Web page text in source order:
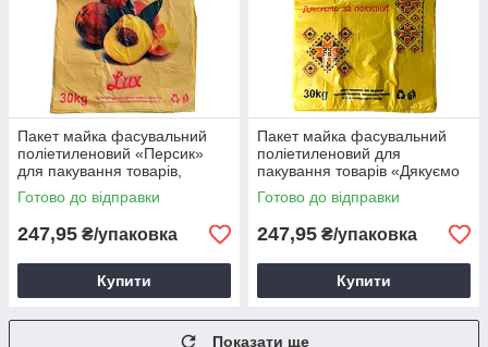
Пакет майка фасувальний
поліетиленовий «Персик»
для пакування товарів,
кульок жовтий 28х46см
(250шт)
Готово до відправки
247,95 ₴/упаковка
Купити
Пакет майка фасувальний
поліетиленовий для
пакування товарів «Дякуємо
за покупку» жовтий 28х46см
7мкм (250шт)
Готово до відправки
247,95 ₴/упаковка
Купити
Показати ще